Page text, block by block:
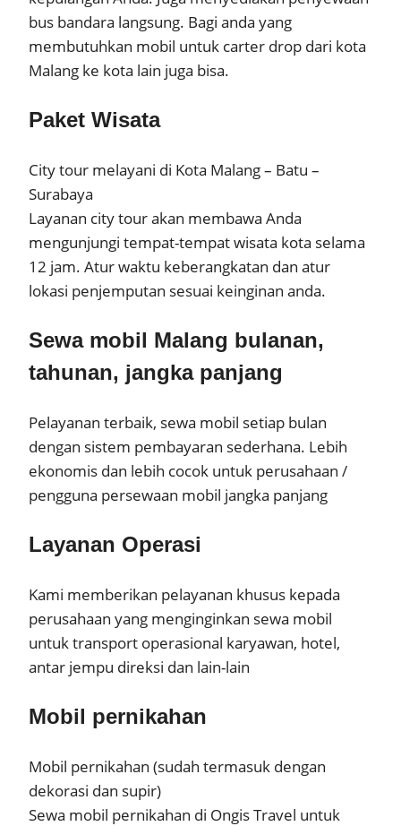
bus bandara langsung. Bagi anda yang
membutuhkan mobil untuk carter drop dari kota
Malang ke kota lain juga bisa.
Paket Wisata
City tour melayani di Kota Malang – Batu –
Surabaya
Layanan city tour akan membawa Anda
mengunjungi tempat-tempat wisata kota selama
12 jam. Atur waktu keberangkatan dan atur
lokasi penjemputan sesuai keinginan anda.
Sewa mobil Malang bulanan,
tahunan, jangka panjang
Pelayanan terbaik, sewa mobil setiap bulan
dengan sistem pembayaran sederhana. Lebih
ekonomis dan lebih cocok untuk perusahaan /
pengguna persewaan mobil jangka panjang
Layanan Operasi
Kami memberikan pelayanan khusus kepada
perusahaan yang menginginkan sewa mobil
untuk transport operasional karyawan, hotel,
antar jempu direksi dan lain-lain
Mobil pernikahan
Mobil pernikahan (sudah termasuk dengan
dekorasi dan supir)
Sewa mobil pernikahan di Ongis Travel untuk